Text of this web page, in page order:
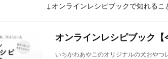
↓オンラインレシピブックで知れる
いちかわあやこのオリジナルの犬おやつ